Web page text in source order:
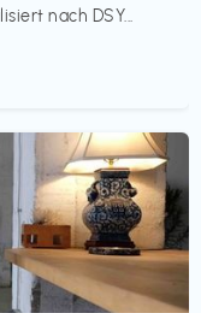
nach DSY...